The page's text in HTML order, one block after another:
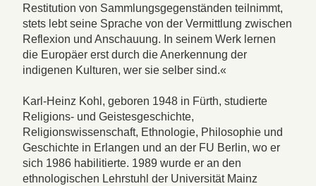
Restitution von Sammlungsgegenständen teilnimmt,
stets lebt seine Sprache von der Vermittlung zwischen
Reflexion und Anschauung. In seinem Werk lernen
die Europäer erst durch die Anerkennung der
indigenen Kulturen, wer sie selber sind.«
Karl-Heinz Kohl, geboren 1948 in Fürth, studierte
Religions- und Geistesgeschichte,
Religionswissenschaft, Ethnologie, Philosophie und
Geschichte in Erlangen und an der FU Berlin, wo er
sich 1986 habilitierte. 1989 wurde er an den
ethnologischen Lehrstuhl der Universität Mainz